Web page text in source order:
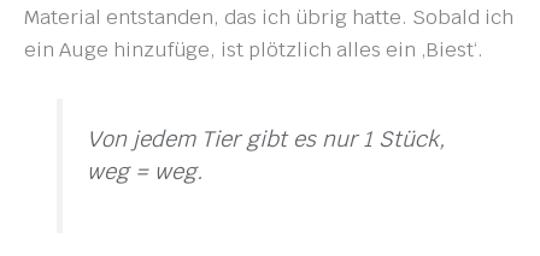
Material entstanden, das ich übrig hatte. Sobald ich
ein Auge hinzufüge, ist plötzlich alles ein ‚Biest‘.
Von jedem Tier gibt es nur 1 Stück,
weg = weg.